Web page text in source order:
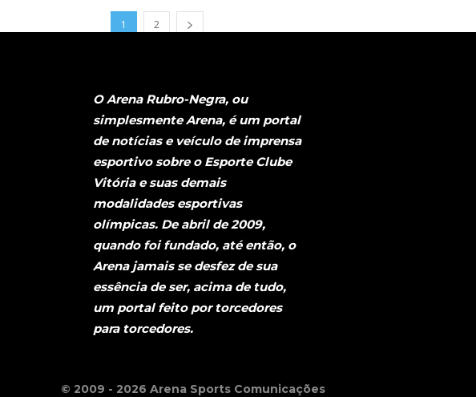
1 2
O Arena Rubro-Negra, ou
simplesmente Arena, é um portal
de notícias e veículo de imprensa
esportivo sobre o Esporte Clube
Vitória e suas demais
modalidades esportivas
olímpicas. De abril de 2009,
quando foi fundado, até então, o
Arena jamais se desfez de sua
essência de ser, acima de tudo,
um portal feito por torcedores
para torcedores.
© 2009 - 2026 Arena Sports Comunicações